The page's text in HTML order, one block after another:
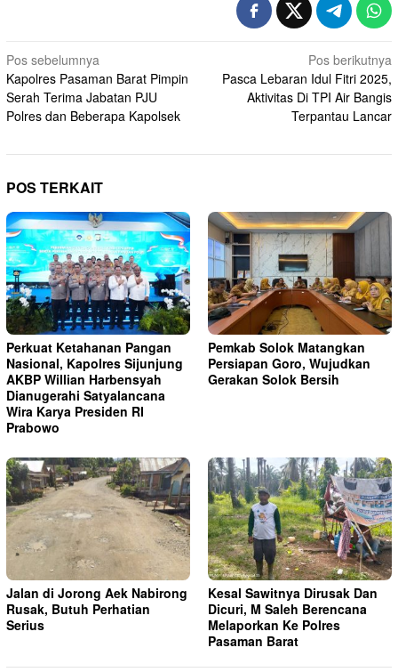
Navigasi
pos
Pos sebelumnya
Kapolres Pasaman Barat Pimpin
Serah Terima Jabatan PJU
Polres dan Beberapa Kapolsek
Pos berikutnya
Pasca Lebaran Idul Fitri 2025,
Aktivitas Di TPI Air Bangis
Terpantau Lancar
POS TERKAIT
Perkuat Ketahanan Pangan
Nasional, Kapolres Sijunjung
AKBP Willian Harbensyah
Dianugerahi Satyalancana
Wira Karya Presiden RI
Prabowo
Pemkab Solok Matangkan
Persiapan Goro, Wujudkan
Gerakan Solok Bersih
Jalan di Jorong Aek Nabirong
Rusak, Butuh Perhatian
Serius
Kesal Sawitnya Dirusak Dan
Dicuri, M Saleh Berencana
Melaporkan Ke Polres
Pasaman Barat